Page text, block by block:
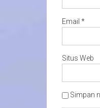
Email *
Situs Web
Simpan